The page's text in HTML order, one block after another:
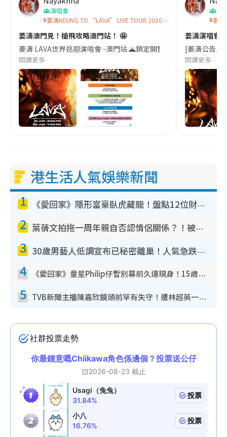
演唱會
姜濤KEUNG TO “LAVA” LIVE TOUR 2026 - MACAU
姜濤澳門見！搶飛攻略澳門站！ 🤩
姜濤 LAVA世界巡迴演唱會 -澳門站 🌋鎖定開售時間|《LAVA》
閱讀更多
姜濤
姜濤演唱會
|姜濤公告12
閱讀更多
港生活人氣娛樂新聞
1 《愛回家》隱形富豪臥虎藏龍！盤點12位財氣逼人的有錢藝人：呢位靚女3億身家唔憂做
2 葉蒨文拍拖一周年親自否認情侶關係？！被質疑感情造假竟稱GM「普通同事」
3 30歲男藝人低調宣布已秘密離巢！人氣急跌變失蹤人口︰「這幾年過得並不容易」
4 《愛回家》童星Philip仔暫別幕前久違現身！15歲近況暴風長高蛻變帥氣少男
5 TVB新聞主播陳嘉欣鏡頭前罕有失守！遭林超英一句說話突襲嚇親當場大笑